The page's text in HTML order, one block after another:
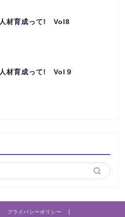
人材育成って! Vol8
人材育成って! Vol９
プライバシーポリシー